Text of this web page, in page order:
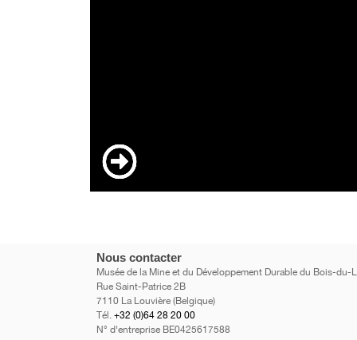
Nous contacter
Musée de la Mine et du Développement Durable du Bois-du-
Rue Saint-Patrice 2B
7110 La Louvière (Belgique)
Tél. +32 (0)64 28 20 00
N° d'entreprise BE0425617588